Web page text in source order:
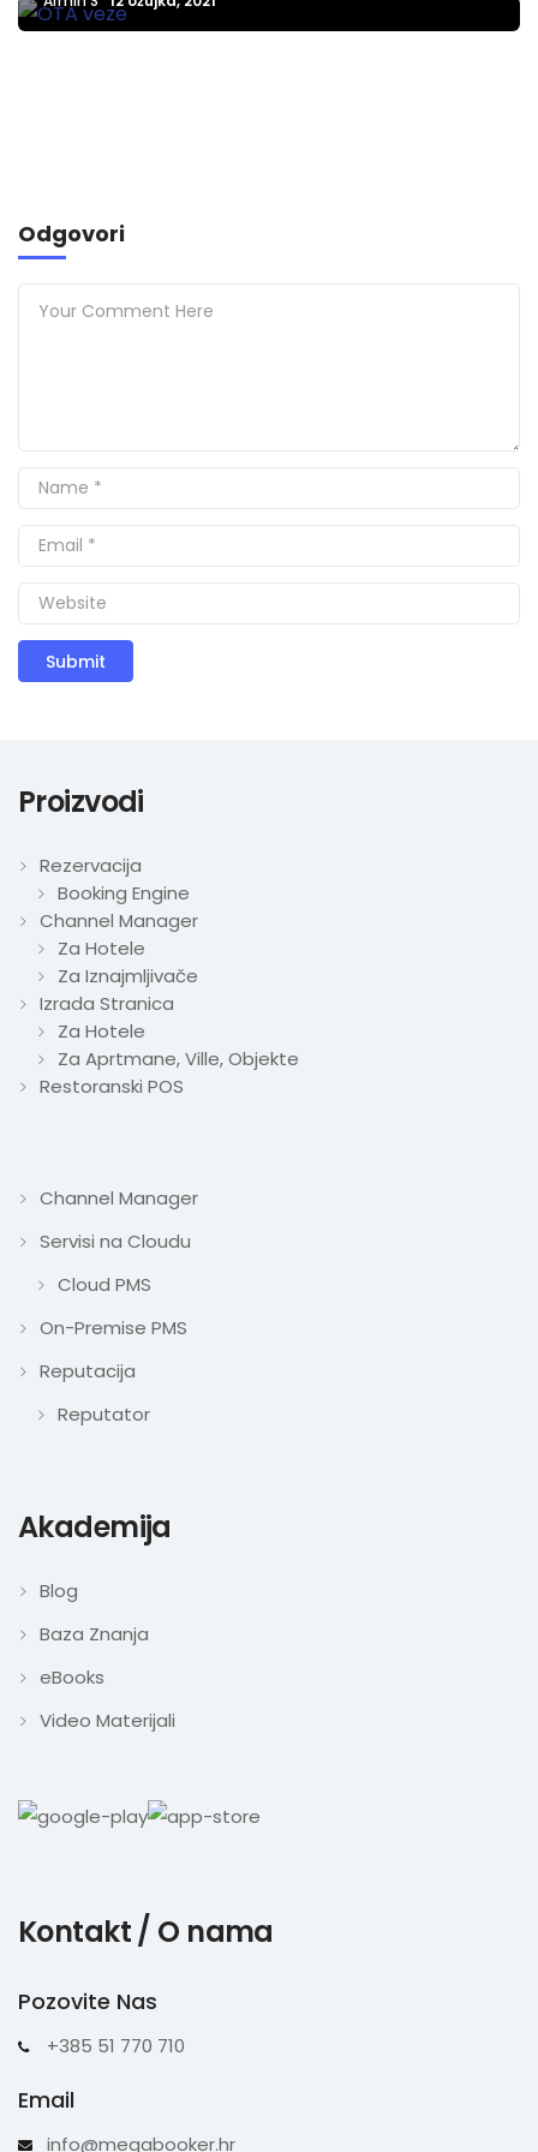
Odgovori
Proizvodi
Rezervacija
Booking Engine
Channel Manager
Za Hotele
Za Iznajmljivače
Izrada Stranica
Za Hotele
Za Aprtmane, Ville, Objekte
Restoranski POS
Channel Manager
Servisi na Cloudu
Cloud PMS
On-Premise PMS
Reputacija
Reputator
Akademija
Blog
Baza Znanja
eBooks
Video Materijali
Kontakt / O nama
Pozovite Nas
+385 51 770 710
Email
info@megabooker.hr